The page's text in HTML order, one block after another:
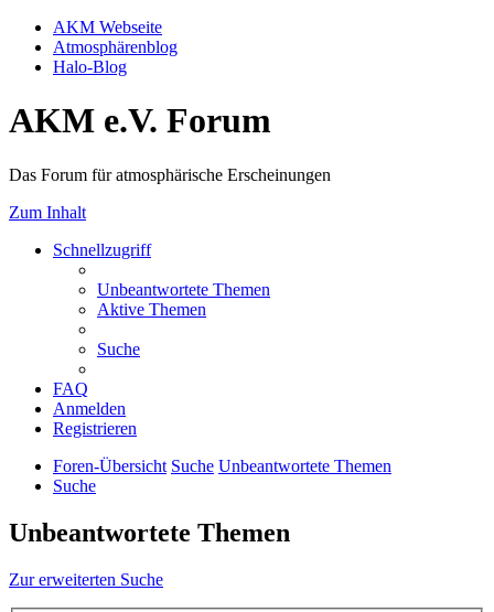
AKM Webseite
Atmosphärenblog
Halo-Blog
AKM e.V. Forum
Das Forum für atmosphärische Erscheinungen
Zum Inhalt
Schnellzugriff
Unbeantwortete Themen
Aktive Themen
Suche
FAQ
Anmelden
Registrieren
Foren-Übersicht Suche Unbeantwortete Themen
Suche
Unbeantwortete Themen
Zur erweiterten Suche